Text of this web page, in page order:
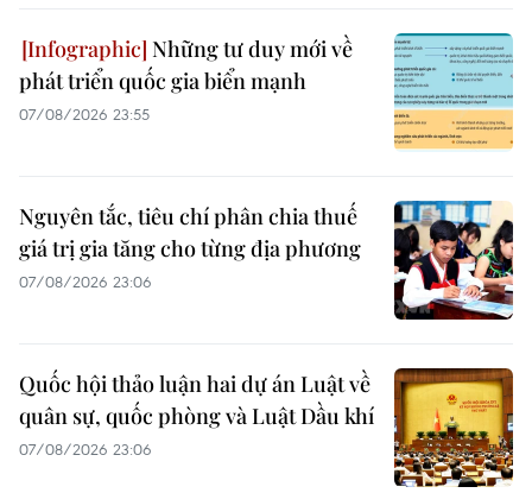
Những tư duy mới về
phát triển quốc gia biển mạnh
07/08/2026 23:55
Nguyên tắc, tiêu chí phân chia thuế
giá trị gia tăng cho từng địa phương
07/08/2026 23:06
Quốc hội thảo luận hai dự án Luật về
quân sự, quốc phòng và Luật Dầu khí
07/08/2026 23:06